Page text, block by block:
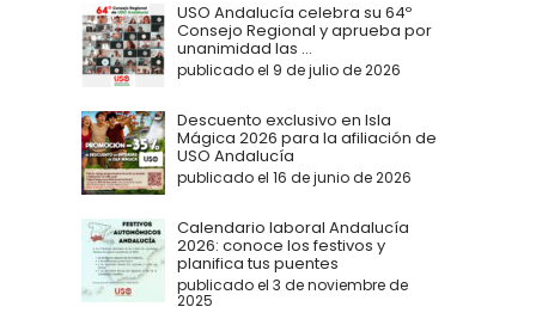
USO Andalucía celebra su 64º
Consejo Regional y aprueba por
unanimidad las ...
publicado el 9 de julio de 2026
Descuento exclusivo en Isla
Mágica 2026 para la afiliación de
USO Andalucía
publicado el 16 de junio de 2026
Calendario laboral Andalucía
2026: conoce los festivos y
planifica tus puentes
publicado el 3 de noviembre de
2025